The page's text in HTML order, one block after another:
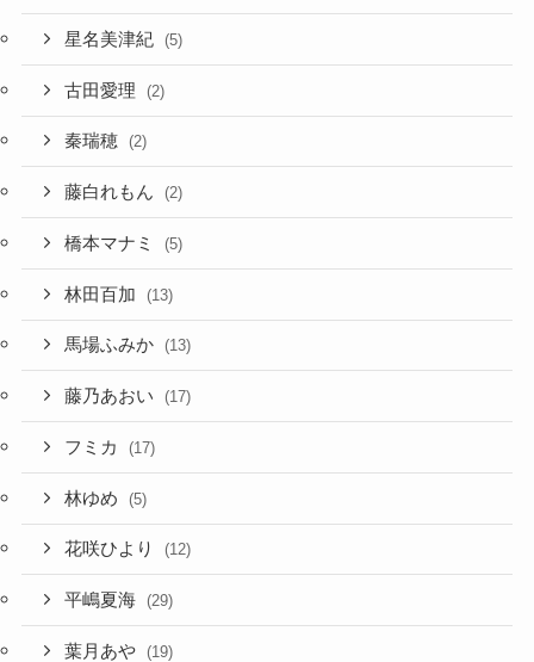
星名美津紀 (5)
古田愛理 (2)
秦瑞穂 (2)
藤白れもん (2)
橋本マナミ (5)
林田百加 (13)
馬場ふみか (13)
藤乃あおい (17)
フミカ (17)
林ゆめ (5)
花咲ひより (12)
平嶋夏海 (29)
葉月あや (19)